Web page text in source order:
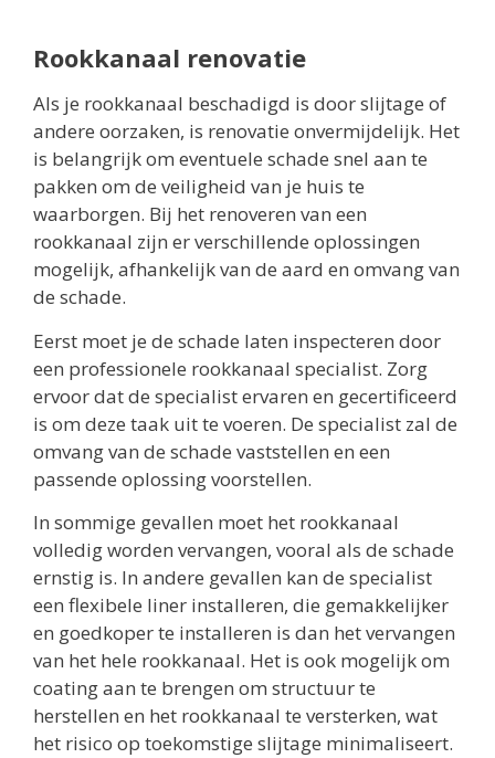
Rookkanaal renovatie
Als je rookkanaal beschadigd is door slijtage of
andere oorzaken, is renovatie onvermijdelijk. Het
is belangrijk om eventuele schade snel aan te
pakken om de veiligheid van je huis te
waarborgen. Bij het renoveren van een
rookkanaal zijn er verschillende oplossingen
mogelijk, afhankelijk van de aard en omvang van
de schade.
Eerst moet je de schade laten inspecteren door
een professionele rookkanaal specialist. Zorg
ervoor dat de specialist ervaren en gecertificeerd
is om deze taak uit te voeren. De specialist zal de
omvang van de schade vaststellen en een
passende oplossing voorstellen.
In sommige gevallen moet het rookkanaal
volledig worden vervangen, vooral als de schade
ernstig is. In andere gevallen kan de specialist
een flexibele liner installeren, die gemakkelijker
en goedkoper te installeren is dan het vervangen
van het hele rookkanaal. Het is ook mogelijk om
coating aan te brengen om structuur te
herstellen en het rookkanaal te versterken, wat
het risico op toekomstige slijtage minimaliseert.